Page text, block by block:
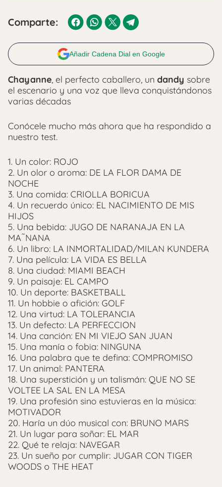
Comparte:
Añadir Cadena Dial en Google
Chayanne, el perfecto caballero, un dandy sobre
el escenario y una voz que lleva conquistándonos
varias décadas
Conócele mucho más ahora que ha respondido a
nuestro test.
1. Un color: ROJO
2. Un olor o aroma: DE LA FLOR DAMA DE
NOCHE
3. Una comida: CRIOLLA BORICUA
4. Un recuerdo único: EL NACIMIENTO DE MIS
HIJOS
5. Una bebida: JUGO DE NARANAJA EN LA
MA˜NANA
6. Un libro: LA INMORTALIDAD/MILAN KUNDERA
7. Una película: LA VIDA ES BELLA
8. Una ciudad: MIAMI BEACH
9. Un paisaje: EL CAMPO
10. Un deporte: BASKETBALL
11. Un hobbie o afición: GOLF
12. Una virtud: LA TOLERANCIA
13. Un defecto: LA PERFECCION
14. Una canción: EN MI VIEJO SAN JUAN
15. Una manía o fobia: NINGUNA
16. Una palabra que te defina: COMPROMISO
17. Un animal: PANTERA
18. Una superstición y un talismán: QUE NO SE
VOLTEE LA SAL EN LA MESA
19. Una profesión sino estuvieras en la música:
MOTIVADOR
20. Haría un dúo musical con: BRUNO MARS
21. Un lugar para soñar: EL MAR
22. Qué te relaja: NAVEGAR
23. Un sueño por cumplir: JUGAR CON TIGER
WOODS o THE HEAT